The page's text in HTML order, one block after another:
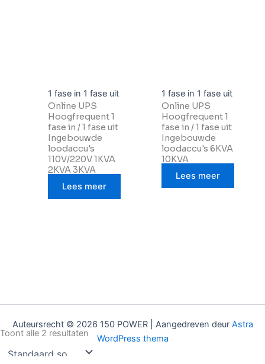
Toont alle 2 resultaten
1 fase in 1 fase uit
Online UPS
Hoogfrequent 1
fase in / 1 fase uit
Ingebouwde
loodaccu's
110V/220V 1KVA
2KVA 3KVA
Lees meer
1 fase in 1 fase uit
Online UPS
Hoogfrequent 1
fase in / 1 fase uit
Ingebouwde
loodaccu's 6KVA
10KVA
Lees meer
Auteursrecht © 2026 150 POWER | Aangedreven deur Astra
WordPress thema